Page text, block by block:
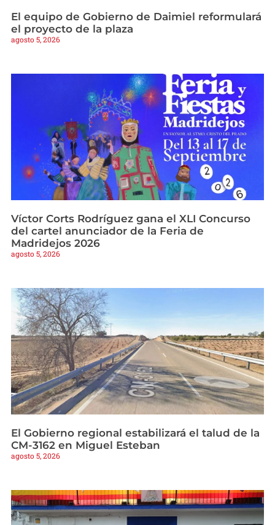
El equipo de Gobierno de Daimiel reformulará
el proyecto de la plaza
agosto 5, 2026
Víctor Corts Rodríguez gana el XLI Concurso
del cartel anunciador de la Feria de
Madridejos 2026
agosto 5, 2026
El Gobierno regional estabilizará el talud de la
CM-3162 en Miguel Esteban
agosto 5, 2026